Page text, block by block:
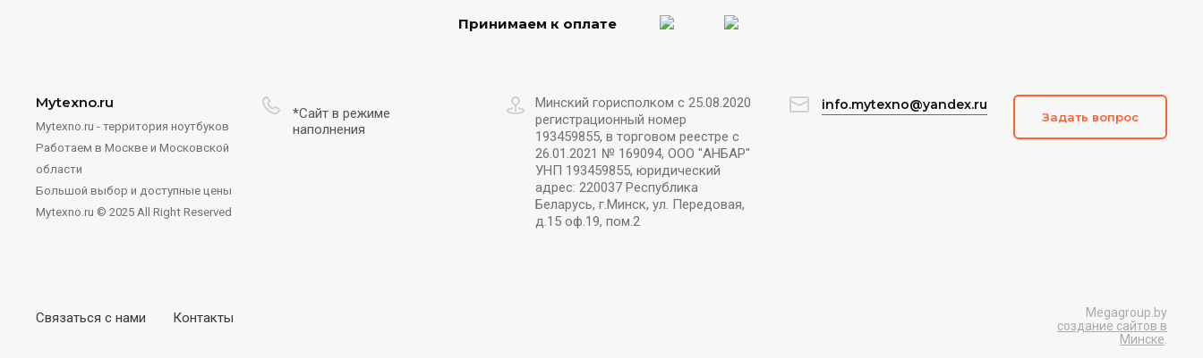
Принимаем к оплате
Mytexno.ru
Mytexno.ru - территория ноутбуков
Работаем в Москве и Московской
области
Большой выбор и доступные цены
Mytexno.ru © 2025 All Right Reserved
*Сайт в режиме
наполнения
Минский горисполком с 25.08.2020
регистрационный номер
193459855, в торговом реестре с
26.01.2021 № 169094, ООО "АНБАР"
УНП 193459855, юридический
адрес: 220037 Республика
Беларусь, г.Минск, ул. Передовая,
д.15 оф.19, пом.2
info.mytexno@yandex.ru
Задать вопрос
Связаться с нами Контакты
Megagroup.by
создание сайтов в
Минске